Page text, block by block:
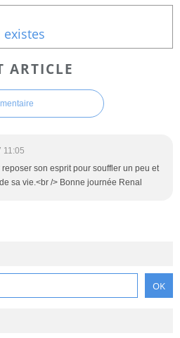
ARTICLE
11:05
son esprit pour souffler un peu et
sa vie.<br /> Bonne journée Renal